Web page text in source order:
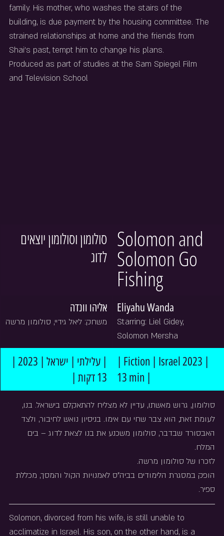
family. His mother, who washes the stairs of the
building, is due payment by the housing committee. The
strained relationships at home and the friends from
Shai's past, tempt him to change his plans.
Produced as part of studies at the Sam Spiegel Film
and Television School
סולומון וסולומון יוצאים
לדוג
Solomon and
Solomon Go
Fishing
אליהו וונדה
משחק: ליאל גידיי, סולומון מרשה
Eliyahu Wanda
Starring: Liel Gidey,
Solomon Mersha
| עלילתי | ישראל | 2023 |
13 דקות |
| Fiction | Israel 2023 |
13 min |
סולומון, גרוש מאשתו, עדיין לא מצליח להתאקלם בישראל. בנו,
לעומת זאת, הוא צבר שחי עם אימו. בניסיון נואש לחיבור, ולצד
האבסורד שבדבר, סולומון משכנע את בנו לצאת לדוג – בים
המלח.
לזכרו של סולומון מרשה.
הופק במסגרת הלימודים בביה"ס לאמנויות הקול והמסך, מכללת
ספיר.
Solomon, divorced from his wife, is still unable to
acclimatize in Israel. His son, on the other hand, is a